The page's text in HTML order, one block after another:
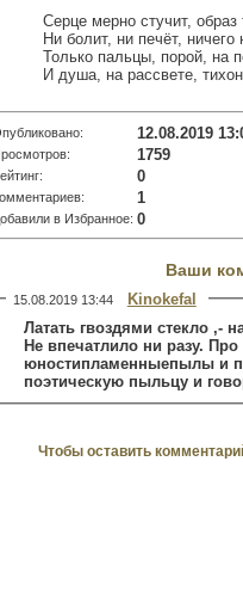
Серце мерно стучит, образ
Ни болит, ни печёт,
Только пальцы, порой, на
И душа, на рассвете,
12.08.2019
1759
0
1
в Избранное: 0
Ваши
15.08.2019 13:44
Kinokefal
Латать гвоздями стекло ,-
Не впечатлило ни разу. Про
юностипламенныепылы и
поэтическую пыльцу и
Чтобы оставить